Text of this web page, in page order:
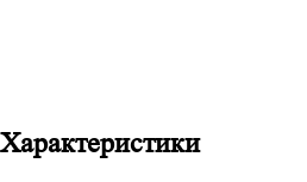
Характеристики